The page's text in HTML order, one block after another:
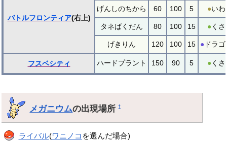
バトルフロンティア(右上)
げんしのちから 60 100 5 ●いわ
タネばくだん 80 100 15 ●くさ
げきりん 120 100 15 ● ドラ
フスベシティ ハードプラント 150 90 5 ●くさ
メガニウムの出現場所†
ライバル(ワニノコ を選んだ場合)